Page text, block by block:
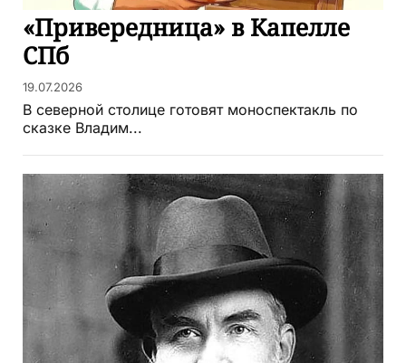
«Привередница» в Капелле
СПб
19.07.2026
В северной столице готовят моноспектакль по
сказке Владим...